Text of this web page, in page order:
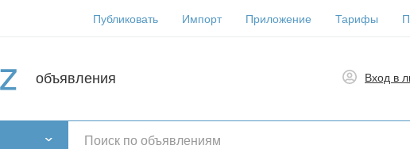
Публиковать Импорт Приложение Тарифы
объявления Вход в